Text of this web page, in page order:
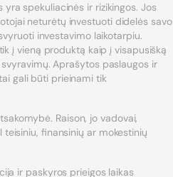
spekuliacinės ir rizikingos. Jos
neturėtų investuoti didelės savo
investavimo laikotarpiu.
į vieną produktą kaip į visapusišką
Aprašytos paslaugos ir
gali būti prieinami tik
Raison, jo vadovai,
finansinių ar mokestinių
ir paskyros prieigos laikas